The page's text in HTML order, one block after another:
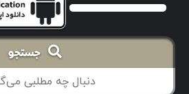
جستجو